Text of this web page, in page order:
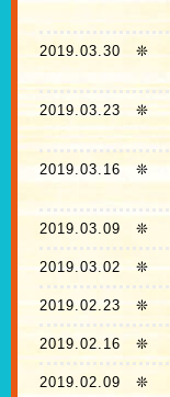
2019.03.30 ❊
2019.03.23 ❊
2019.03.16 ❊
2019.03.09 ❊
2019.03.02❊
2019.02.23 ❊
2019.02.16 ❊
2019.02.09 ❊